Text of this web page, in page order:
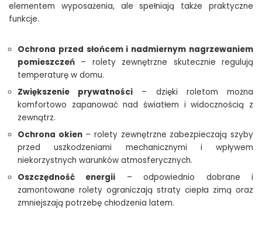
elementem wyposażenia, ale spełniają także praktyczne
funkcje.
Ochrona przed słońcem i nadmiernym nagrzewaniem
pomieszczeń – rolety zewnętrzne skutecznie regulują
temperaturę w domu.
Zwiększenie prywatności – dzięki roletom można
komfortowo zapanować nad światłem i widocznością z
zewnątrz.
Ochrona okien– rolety zewnętrzne zabezpieczają szyby
przed uszkodzeniami mechanicznymi i wpływem
niekorzystnych warunków atmosferycznych.
Oszczędność energii – odpowiednio dobrane i
zamontowane rolety ograniczają straty ciepła zimą oraz
zmniejszają potrzebę chłodzenia latem.